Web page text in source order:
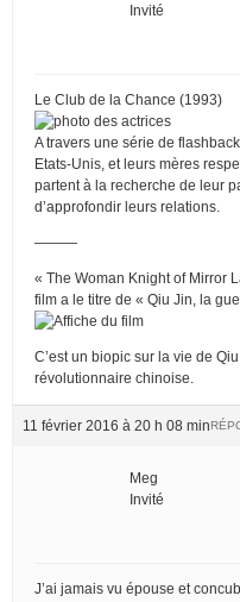
Invité
Le Club de la Chance (1993)
A travers une série de
Etats-Unis, et leurs mères
partent à la recherche de leur
d’approfondir leurs relations.
———
« The Woman Knight of Mirror
film a le titre de « Qiu Jin, la
C’est un biopic sur la vie de
révolutionnaire chinoise.
11 février 2016 à 20 h 08 min
Meg
Invité
J’ai jamais vu épouse et